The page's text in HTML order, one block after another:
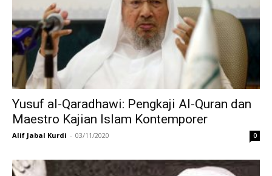
Yusuf al-Qaradhawi: Pengkaji Al-Quran dan
Maestro Kajian Islam Kontemporer
Alif Jabal Kurdi - 03/11/2020 0